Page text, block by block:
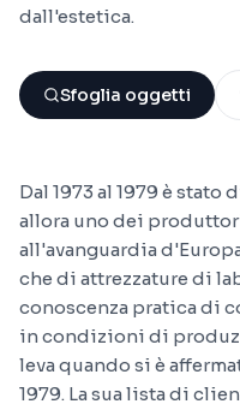
dall'estetica.
Sfoglia oggetti
Dal 1973 al 1979 è
allora uno dei
all'avanguardia
che di attrezzature di
conoscenza pratica di
in condizioni di
leva quando si è
1979. La sua lista di